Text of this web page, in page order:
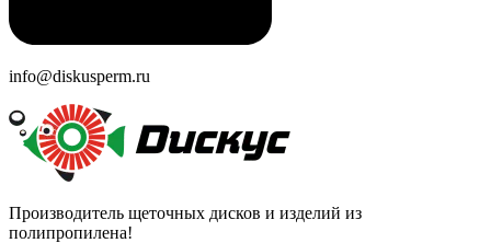
info@diskusperm.ru
Производитель щеточных дисков и изделий из
полипропилена!